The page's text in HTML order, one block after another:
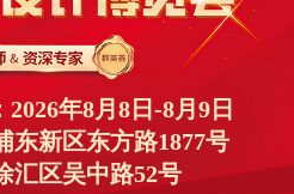
年8月8日-8月9日
东新区东方路1877号
汇区吴中路52号